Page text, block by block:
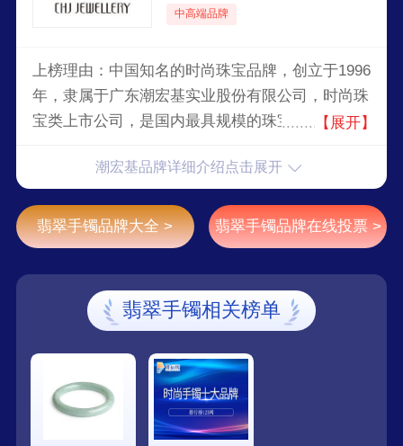
中高端品牌
上榜理由：中国知名的时尚珠宝品牌，创立于1996
年，隶属于广东潮宏基实业股份有限公司，时尚珠
宝类上市公司，是国内最具规模的珠宝企业之一。
质优良的时尚珠宝首饰，满足现代女性更好的表达
【展开】
潮宏基品牌详细介绍点击展开
翡翠手镯品牌大全 > 翡翠手镯品牌在线投票 >
翡翠手镯相关榜单